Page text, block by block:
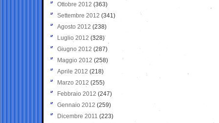
Ottobre 2012 (363)
Settembre 2012 (341)
Agosto 2012 (238)
Luglio 2012 (328)
Giugno 2012 (287)
Maggio 2012 (258)
Aprile 2012 (218)
Marzo 2012 (255)
Febbraio 2012 (247)
Gennaio 2012 (259)
Dicembre 2011 (223)